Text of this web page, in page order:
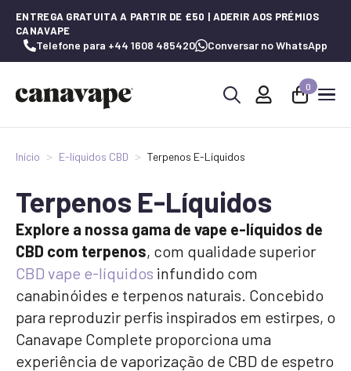
ENTREGA GRATUITA A PARTIR DE £50 | ADERIR AOS PRÉMIOS
CANAVAPE
Telefone para +44 1608 485420 Conversar no WhatsApp
0
Início E-líquidos CBD Terpenos E-Líquidos
Terpenos E-Líquidos
Explore a nossa gama de vape e-líquidos de
CBD com terpenos, com qualidade superior
CBD vape e-líquidos infundido com
canabinóides e terpenos naturais. Concebido
para reproduzir perfis inspirados em estirpes, o
Canavape Complete proporciona uma
experiência de vaporização de CBD de espetro